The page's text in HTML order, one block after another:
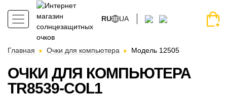
RU UA
Главная Очки для компьютера Модель 12505
ОЧКИ ДЛЯ КОМПЬЮТЕРА
TR8539-COL1